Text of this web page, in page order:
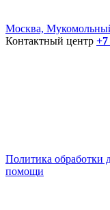
Москва,
Контактный центр +7
Политика обработки
помощи